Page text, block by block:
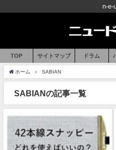
n-e-
TOP サイトマップ ドラム
ホーム SABIAN
SABIANの記事一覧